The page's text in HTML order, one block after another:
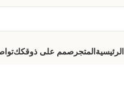
الرئيسيةالمتجر صمم على ذوقكك